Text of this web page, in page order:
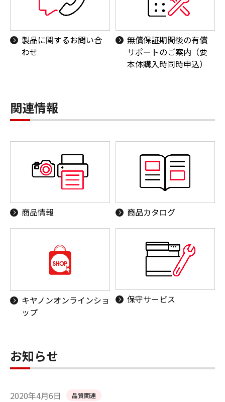
製品に関するお問い合
わせ
無償保証期間後の有償
サポートのご案内（要
本体購入時同時申込）
関連情報
商品情報 商品カタログ
キヤノンオンラインショ
ップ
保守サービス
お知らせ
2020年4月6日 品質関連